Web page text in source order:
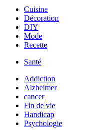
Cuisine
Décoration
DIY
Mode
Recette
Santé
Addiction
Alzheimer
cancer
Fin de vie
Handicap
Psychologie